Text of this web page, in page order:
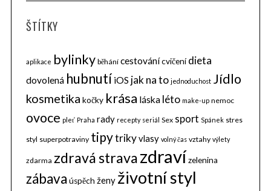
ŠTÍTKY
aplikace bylinky běhání cestovánícvičení dieta
dovolená hubnutí iOS jak na to jednoduchost Jídlo
kosmetika kočky krása láska léto make-up nemoc
ovoce pleť Praha rady recepty seriál Sex sport Spánek stres
styl superpotraviny tipytrikyvlasy volný čas vztahy výlety
zdarma zdravá stravazdravízelenina
zábava úspěch ženy životní styl